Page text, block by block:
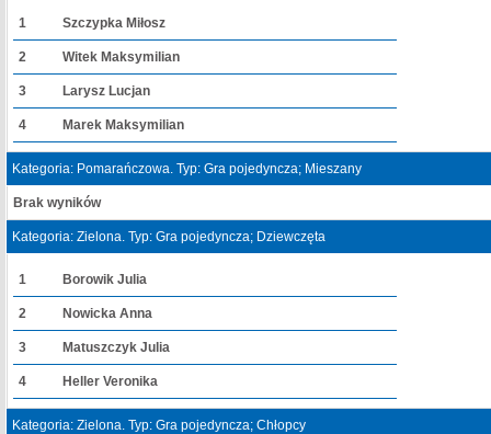
1 Szczypka Miłosz
2 Witek Maksymilian
3 Larysz Lucjan
4 Marek Maksymilian
Kategoria: Pomarańczowa. Typ: Gra pojedyncza; Mieszany
Brak wyników
Kategoria: Zielona. Typ: Gra pojedyncza; Dziewczęta
1 Borowik Julia
2 Nowicka Anna
3 Matuszczyk Julia
4 Heller Veronika
Kategoria: Zielona. Typ: Gra pojedyncza; Chłopcy